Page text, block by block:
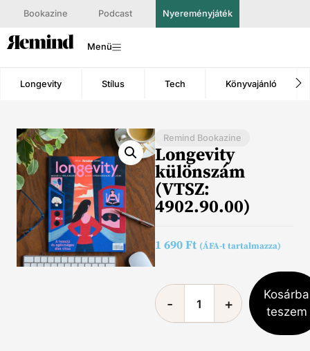
Bookazine Podcast Nyereményjáték
Menü
Longevity Stílus Tech Könyvajánló
Remind Bookazine
Longevity
különszám
(VTSZ:
4902.90.00)
1 690Ft (ÁFA-t tartalmazza)
Kosárba
teszem